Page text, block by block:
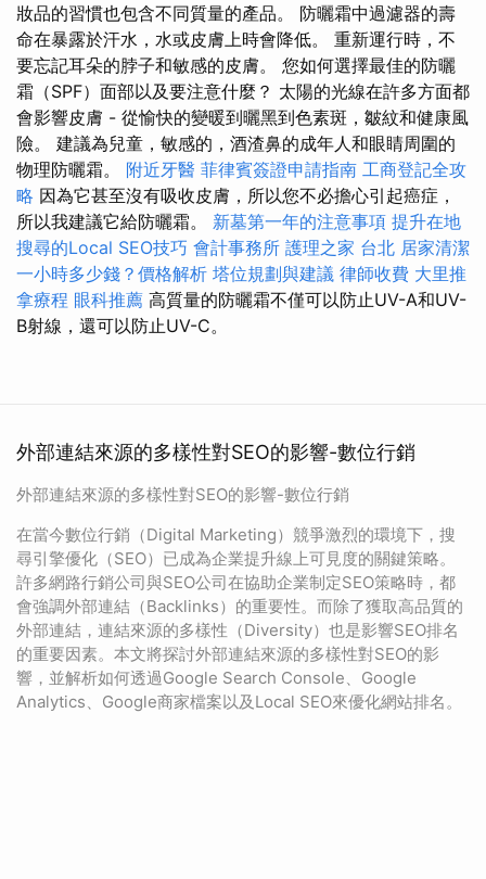
妝品的習慣也包含不同質量的產品。 防曬霜中過濾器的壽
命在暴露於汗水，水或皮膚上時會降低。 重新運行時，不
要忘記耳朵的脖子和敏感的皮膚。 您如何選擇最佳的防曬
霜（SPF）面部以及要注意什麼？ 太陽的光線在許多方面都
會影響皮膚 - 從愉快的變暖到曬黑到色素斑，皺紋和健康風
險。 建議為兒童，敏感的，酒渣鼻的成年人和眼睛周圍的
物理防曬霜。 附近牙醫 菲律賓簽證申請指南 工商登記全攻
略 因為它甚至沒有吸收皮膚，所以您不必擔心引起癌症，
所以我建議它給防曬霜。 新墓第一年的注意事項 提升在地
搜尋的Local SEO技巧 會計事務所 護理之家 台北 居家清潔
一小時多少錢？價格解析 塔位規劃與建議 律師收費 大里推
拿療程 眼科推薦 高質量的防曬霜不僅可以防止UV-A和UV-
B射線，還可以防止UV-C。
外部連結來源的多樣性對SEO的影響-數位行銷
外部連結來源的多樣性對SEO的影響-數位行銷
在當今數位行銷（Digital Marketing）競爭激烈的環境下，搜
尋引擎優化（SEO）已成為企業提升線上可見度的關鍵策略。
許多網路行銷公司與SEO公司在協助企業制定SEO策略時，都
會強調外部連結（Backlinks）的重要性。而除了獲取高品質的
外部連結，連結來源的多樣性（Diversity）也是影響SEO排名
的重要因素。本文將探討外部連結來源的多樣性對SEO的影
響，並解析如何透過Google Search Console、Google
Analytics、Google商家檔案以及Local SEO來優化網站排名。